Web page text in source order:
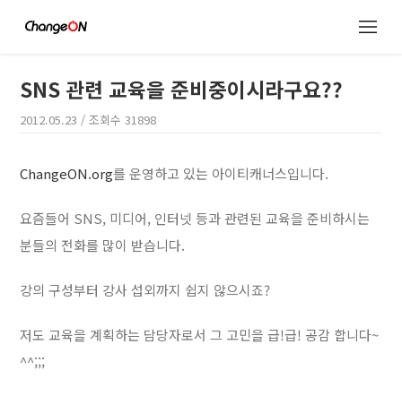
SNS 관련 교육을 준비중이시라구요??
2012.05.23 / 조회수31898
ChangeON.org를 운영하고 있는 아이티캐너스입니다.
요즘들어 SNS, 미디어, 인터넷 등과 관련된 교육을 준비하시는
분들의 전화를 많이 받습니다.
강의 구성부터 강사 섭외까지 쉽지 않으시죠?
저도 교육을 계획하는 담당자로서 그 고민을 급!급! 공감 합니다~
^^;;;